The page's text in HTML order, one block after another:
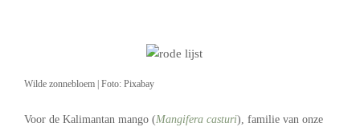
Wilde zonnebloem | Foto: Pixabay
Voor de Kalimantan mango (Mangifera casturi), familie van onze